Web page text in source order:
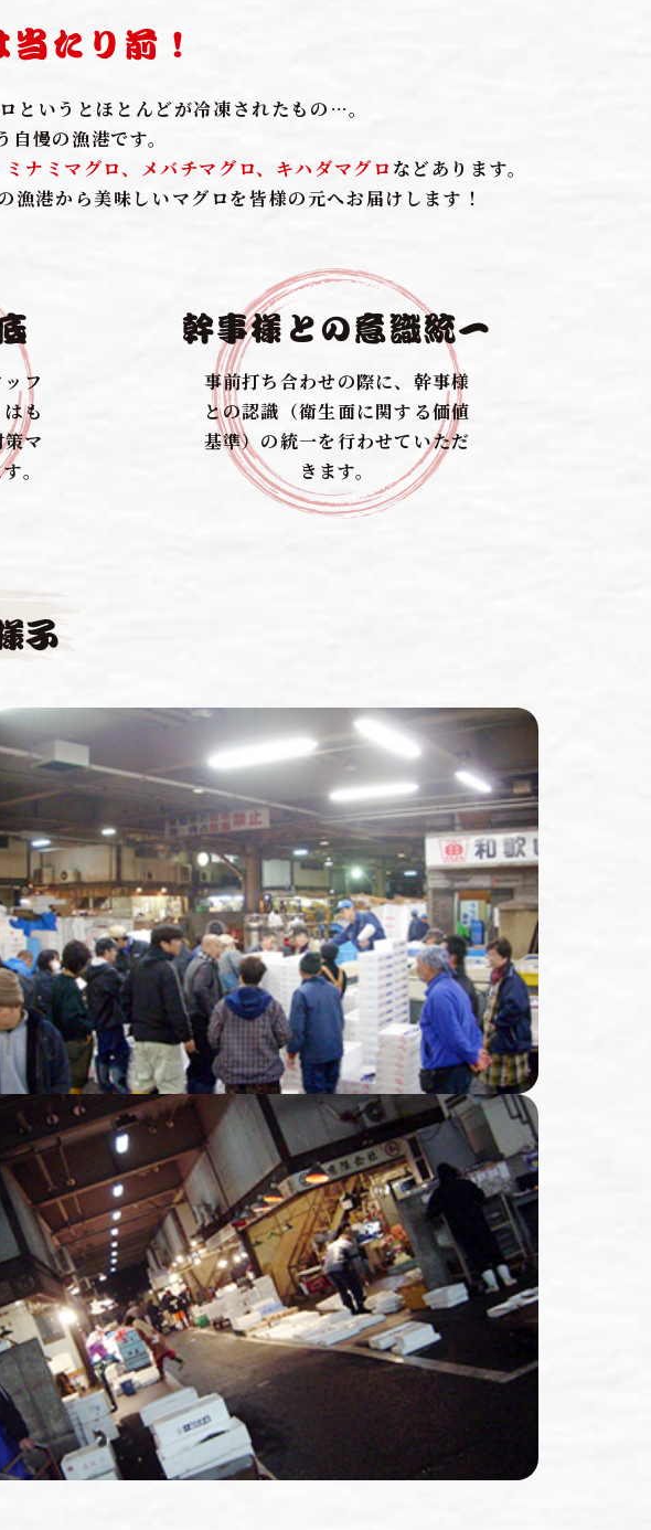
当たり前！
というとほとんどが冷凍されたもの…。
慢の漁港です。
ナミマグロ、メバチマグロ、キハダマグロ などあります。
港から美味しいマグロを皆様の元へお届けします！
フ
も
マ
。
幹事様との意識統一
事前打ち合わせの際に、幹事様
との認識（衛生面に関する価値
基準）の統一を行わせていただ
きます。
子